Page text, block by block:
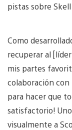
pistas sobre
Como
recuperar al
mis partes
colaboración con
para hacer que
satisfactorio!
visualmente a